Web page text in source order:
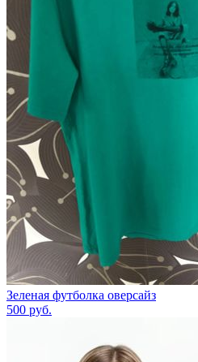
Зеленая футболка оверсайз
500 руб.